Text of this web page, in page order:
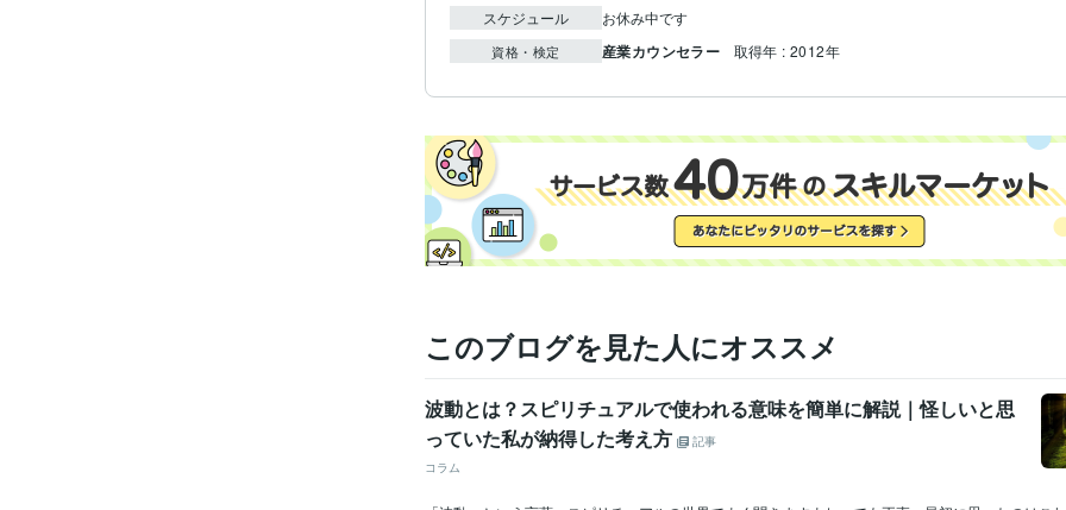
スケジュール お休み中です
資格・検定 産業カウンセラー 取得年 : 2012年
このブログを見た人にオススメ
波動とは？スピリチュアルで使われる意味を簡単に解説｜怪しいと思
っていた私が納得した考え方
記事
コラム